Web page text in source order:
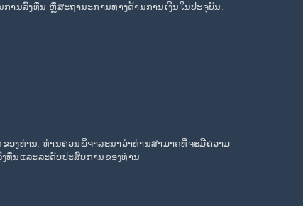
ານລົງທຶນ ຫຼືສະຖານະການທາງດ້ານການເງິນໃນປະຈຸບັນ.
ງທ່ານ. ທ່ານຄວນພິຈາລະນາວ່າທ່ານສາມາດທີ່ຈະມີຄວາມ
ທຶນແລະລະດັບປະສົບການຂອງທ່ານ.